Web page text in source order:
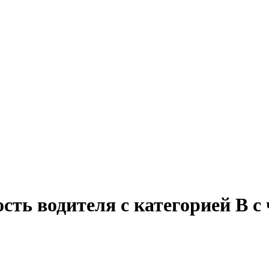
водителя с категорией B